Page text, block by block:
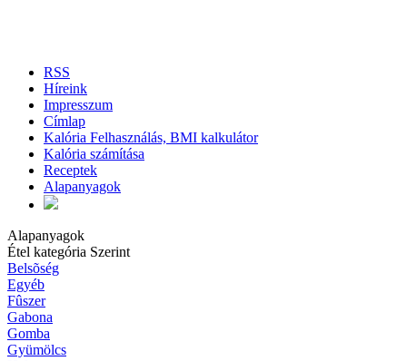
RSS
Híreink
Impresszum
Címlap
Kalória Felhasználás, BMI kalkulátor
Kalória számítása
Receptek
Alapanyagok
Alapanyagok
Étel kategória Szerint
Belsõség
Egyéb
Fûszer
Gabona
Gomba
Gyümölcs